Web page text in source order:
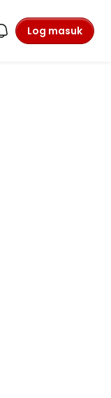
Log masuk